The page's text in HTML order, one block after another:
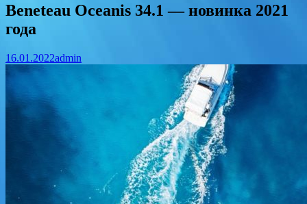
Beneteau Oceanis 34.1 — новинка 2021
года
16.01.2022admin